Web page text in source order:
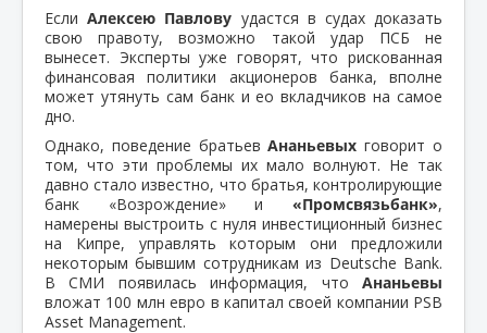
ЕслиАлексею Павлову удастся в судах доказать
свою правоту, возможно такой удар ПСБ не
вынесет. Эксперты уже говорят, что рискованная
финансовая политики акционеров банка, вполне
может утянуть сам банк и ео вкладчиков на самое
дно.
Однако, поведение братьевАнаньевых говорит о
том, что эти проблемы их мало волнуют. Не так
давно стало известно, что братья, контролирующие
банк «Возрождение» и «Промсвязьбанк»,
намерены выстроить с нуля инвестиционный бизнес
на Кипре, управлять которым они предложили
некоторым бывшим сотрудникам из Deutsche Bank.
В СМИ появилась информация, что Ананьевы
вложат 100 млн евро в капитал своей компании PSB
Asset Management.